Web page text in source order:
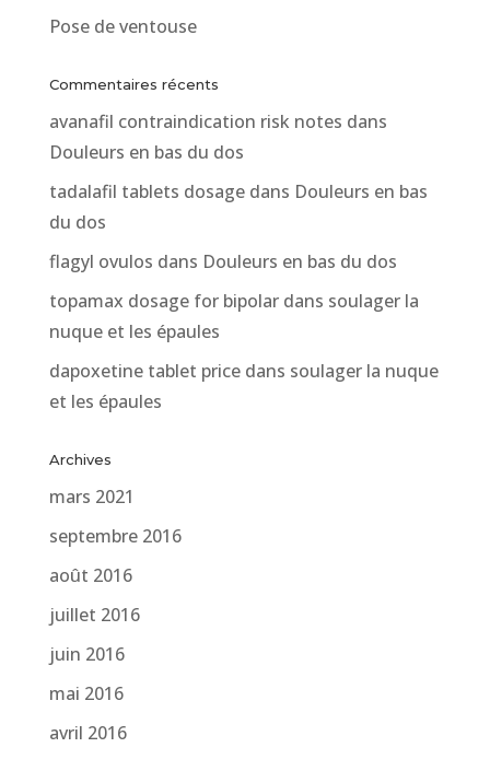
Pose de ventouse
Commentaires récents
avanafil contraindication risk notes dans
Douleurs en bas du dos
tadalafil tablets dosagedans Douleurs en bas
du dos
flagyl ovulos dans Douleurs en bas du dos
topamax dosage for bipolardans soulager la
nuque et les épaules
dapoxetine tablet pricedans soulager la nuque
et les épaules
Archives
mars 2021
septembre 2016
août 2016
juillet 2016
juin 2016
mai 2016
avril 2016